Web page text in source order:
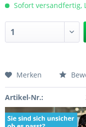
Sofort versandfertig,
Merken
Artikel-Nr.: